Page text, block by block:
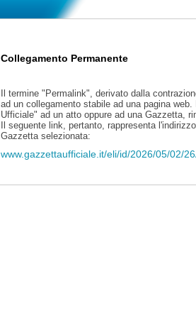
Collegamento Permanente
Il termine "Permalink", derivato dalla
ad un collegamento stabile ad una pagina
Ufficiale" ad un atto oppure ad una Gazzetta,
Il seguente link, pertanto, rappresenta
Gazzetta selezionata:
www.gazzettaufficiale.it/eli/id/2026/05/02/